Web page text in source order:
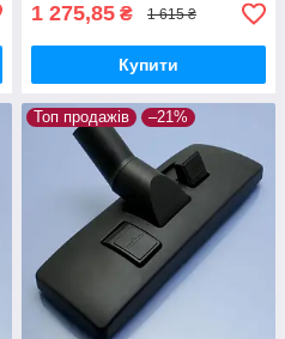
1 275,85 ₴ 1 615 ₴
Купити
Топ продажів –21%